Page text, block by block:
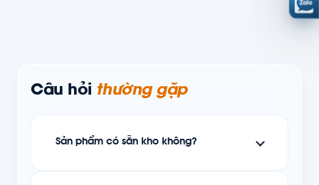
Câu hỏi thường gặp
Sản phẩm có sẵn kho không?